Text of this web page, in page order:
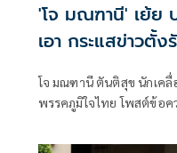
'โจ มณฑานี' เย้ย
เอา กระแสข่าวตั้
โจ มณฑานี ตันติสุข นักเคลื่
พรรคภูมิใจไทย โพสต์ข้อค
ที่เป็นพรรคที่ทุกฝั่งลืมได้ไง